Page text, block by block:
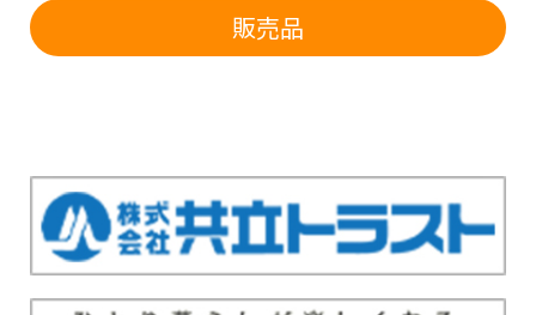
販売品